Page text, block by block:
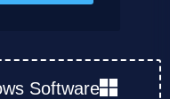
Software